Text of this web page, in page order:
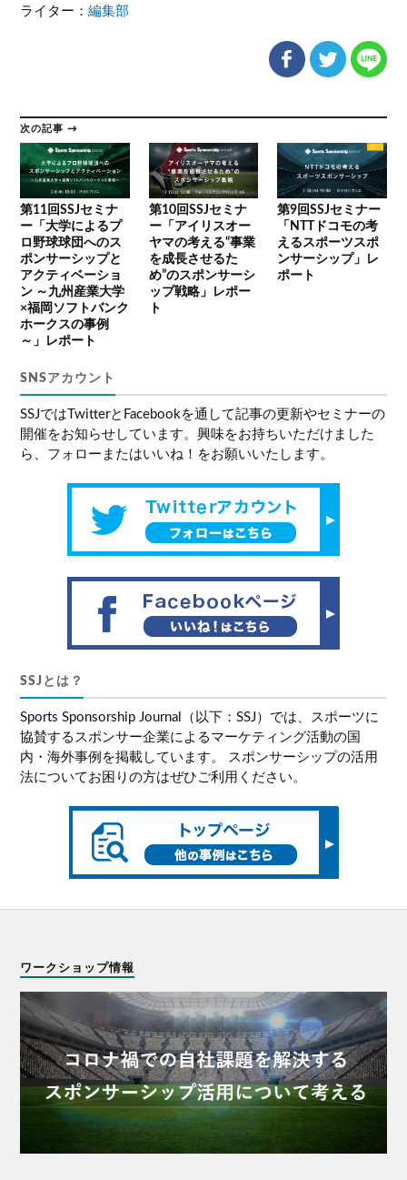
ライター：編集部
次の記事 →
第11回SSJセミナ
ー「大学によるプ
ロ野球球団へのス
ポンサーシップと
アクティベーショ
ン ～九州産業大学
×福岡ソフトバンク
ホークスの事例
～」レポート
第10回SSJセミナ
ー「アイリスオー
ヤマの考える“事業
を成長させるた
め”のスポンサーシ
ップ戦略」レポー
ト
第9回SSJセミナー
「NTTドコモの考
えるスポーツスポ
ンサーシップ」レ
ポート
SNSアカウント
SSJではTwitterとFacebookを通して記事の更新やセミナーの
開催をお知らせしています。興味をお持ちいただけました
ら、フォローまたはいいね！をお願いいたします。
SSJとは？
Sports Sponsorship Journal（以下：SSJ）では、スポーツに
協賛するスポンサー企業によるマーケティング活動の国
内・海外事例を掲載しています。 スポンサーシップの活用
法についてお困りの方はぜひご利用ください。
ワークショップ情報